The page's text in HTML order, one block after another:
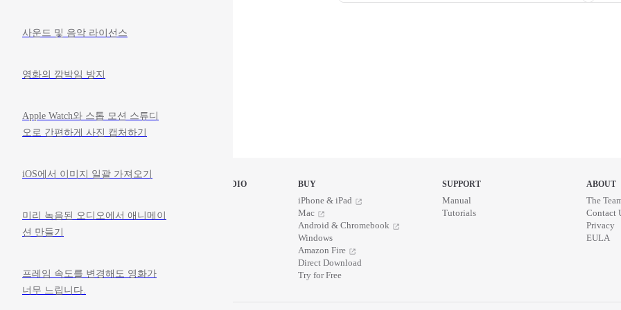
사운드 및 음악 라이선스
영화의 깜박임 방지
Apple Watch와 스톱 모션 스튜디
오로 간편하게 사진 캡처하기
iOS에서 이미지 일괄 가져오기
미리 녹음된 오디오에서 애니메이
션 만들기
프레임 속도를 변경해도 영화가
너무 느립니다.
STOP MOTION STUDIO
Education
BUY
iPhone & iPad
Mac
Android & Chromebook
Windows
Amazon Fire
Direct Download
Try for Free
SUPPORT
Manual
Tutorials
ABOUT
The
Contact
Privacy
EULA